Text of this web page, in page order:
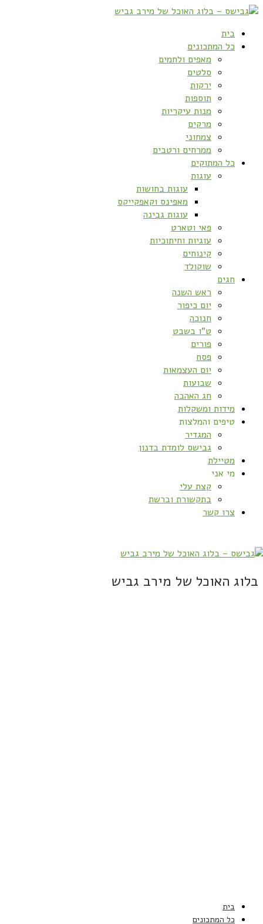
בית
כל המתכונים
מאפים ולחמים
סלטים
ירקות
תוספות
מנות עיקריות
מרקים
צמחוני
ממרחים ורטבים
כל המתוקים
עוגות
עוגות בחושות
מאפינס וקאפקייקס
עוגות גבינה
פאי וטארט
עוגיות וחיתוכיות
קינוחים
שוקולד
חגים
ראש השנה
יום כיפור
חנוכה
ט”ו בשבט
פורים
פסח
יום העצמאות
שבועות
חג האהבה
מידות ומשקלות
טיפים והמלצות
המגדיר
גבישס לומדת בדנון
מטיילת
מי אני
קצת עלי
בתקשורת וברשת
צרו קשר
בלוג האוכל של מירב גביש
בית
כל המתכונים